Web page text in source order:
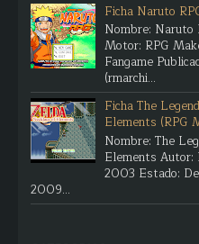
Ficha Naruto
Nombre: Naruto
Motor: RPG
Fangame
(rmarchi...
Ficha The
Elements (RPG
Nombre: The
Elements
2003 Estado:
2009...